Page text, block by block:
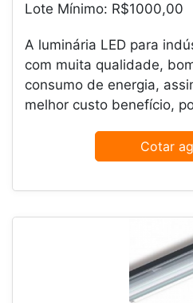
Lote Mínimo: R$1000,00
A luminária LED para
com muita qualidade,
consumo de energia,
melhor custo benefício,
Cotar